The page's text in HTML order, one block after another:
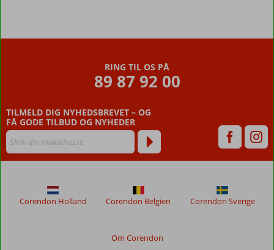
RING TIL OS PÅ
89 87 92 00
TILMELD DIG NYHEDSBREVET – OG
FÅ GODE TILBUD OG NYHEDER
Om Corendon
Corendon Holland Corendon Belgien Corendon Sverige